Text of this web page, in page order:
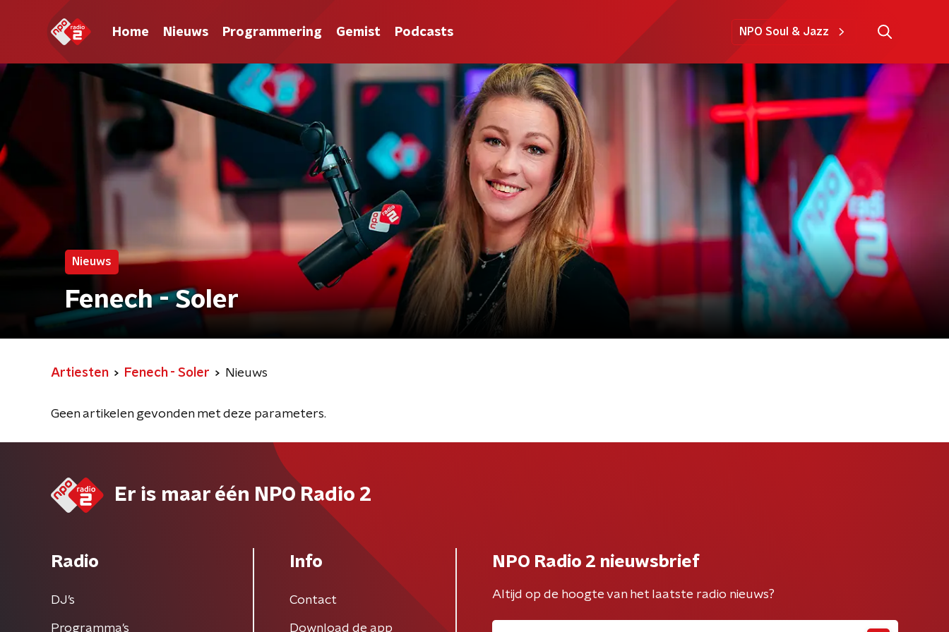
Home Nieuws Programmering Gemist Podcasts NPO Soul & Jazz
Nieuws
Fenech - Soler
Artiesten Fenech - Soler Nieuws
Geen artikelen gevonden met deze parameters.
Er is maar één NPO Radio 2
Radio
DJ’s
Programma's
Info
Contact
Download de app
NPO Radio 2 nieuwsbrief
Altijd op de hoogte van het laatste radio nieuws?